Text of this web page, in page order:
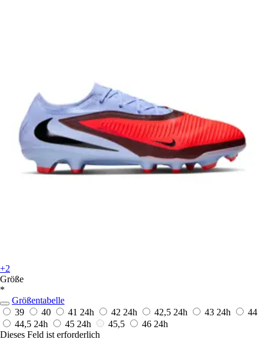
+2
Größe
*
Größentabelle
39
40 41 24h 42 24h 42,5 24h 43 24h
44
44,5 24h 45 24h 45,5 46 24h
Dieses Feld ist erforderlich